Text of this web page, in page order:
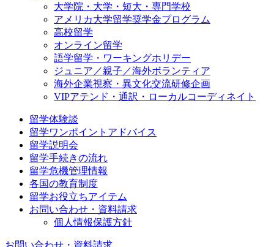
大学院・大学・短大・専門学校
アメリカ大学留学奨学金プログラム
高校留学
オンライン留学
語学留学・ワーキングホリデー
ジュニア／親子／海外ボランティア
海外企業視察・異文化交流研修企画
VIPアテンド・通訳・ローカルコーディネイト
留学体験談
留学ワンポイントアドバイス
留学説明会
留学手続きの流れ
留学危機管理情報
各国の教育制度
留学お役立ちアイテム
お問い合わせ・資料請求
個人情報保護方針
お問い合わせ・資料請求